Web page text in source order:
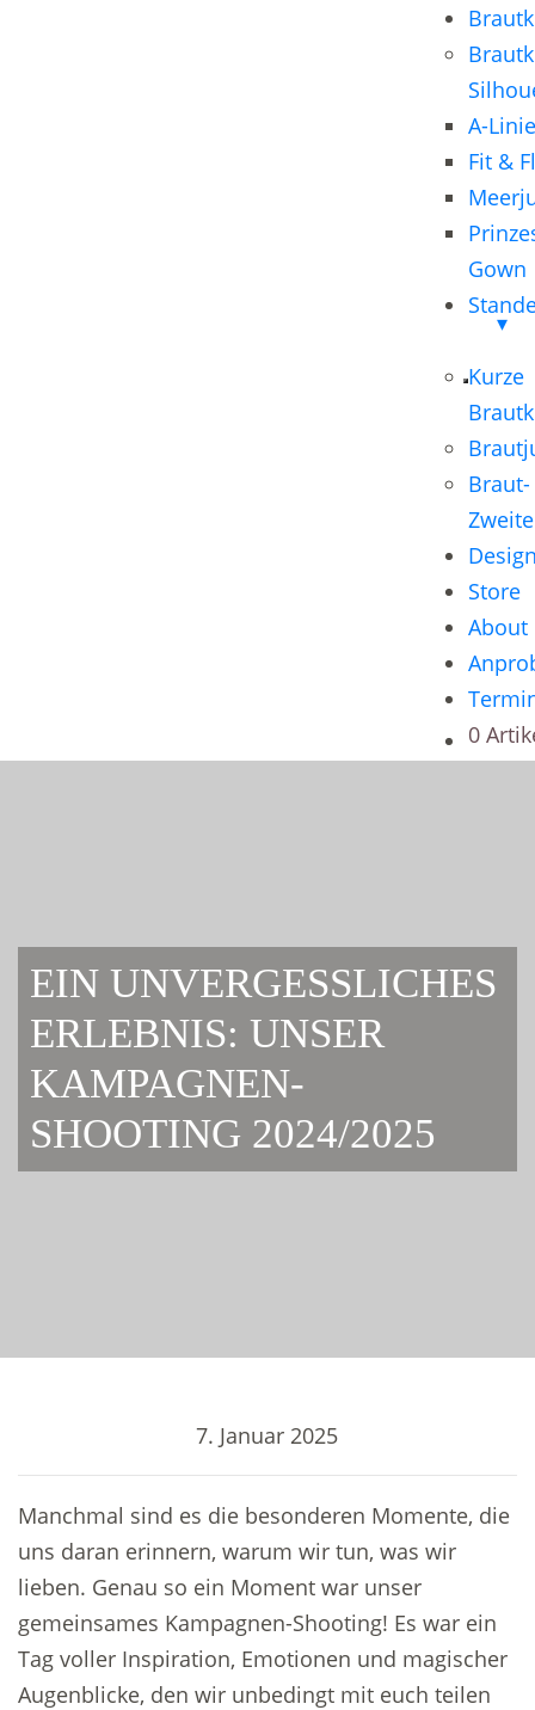
A-
Fit &
Gown
Kurze
Braut-
Store
About
0
EIN UNVERGESSLICHES
ERLEBNIS: UNSER
KAMPAGNEN-
SHOOTING 2024/2025
7. Januar 2025
Manchmal sind es die besonderen Momente, die
uns daran erinnern, warum wir tun, was wir
lieben. Genau so ein Moment war unser
gemeinsames Kampagnen-Shooting! Es war ein
Tag voller Inspiration, Emotionen und magischer
Augenblicke, den wir unbedingt mit euch teilen